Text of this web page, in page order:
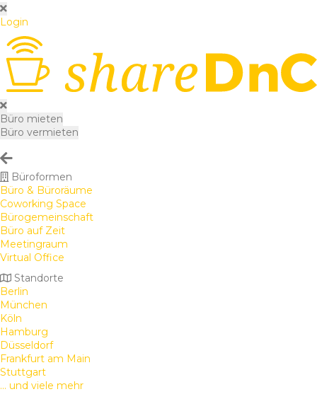
Login
Büro mieten
Büro vermieten
Büroformen
Büro & Büroräume
Coworking Space
Bürogemeinschaft
Büro auf Zeit
Meetingraum
Virtual Office
Standorte
Berlin
München
Köln
Hamburg
Düsseldorf
Frankfurt am Main
Stuttgart
... und viele mehr